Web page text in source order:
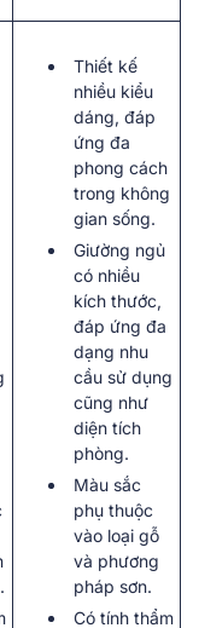
Thiết kế
nhiều kiểu
dáng, đáp
ứng đa
phong cách
trong không
gian sống.
Giường ngủ
có nhiều
kích thước,
đáp ứng đa
dạng nhu
cầu sử dụng
cũng như
diện tích
phòng.
Màu sắc
phụ thuộc
vào loại gỗ
và phương
pháp sơn.
Có tính thẩm